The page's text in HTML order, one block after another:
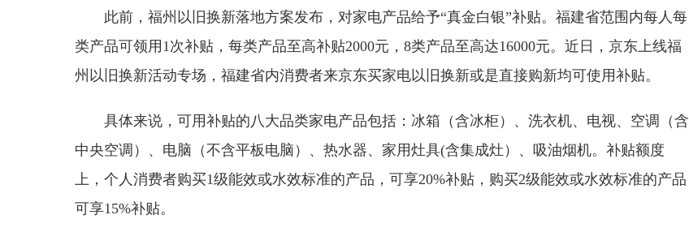
此前，福州以旧换新落地方案发布，对家电产品给予“真金白银”补贴。福建省范围内每人每
类产品可领用1次补贴，每类产品至高补贴2000元，8类产品至高达16000元。近日，京东上线福
州以旧换新活动专场，福建省内消费者来京东买家电以旧换新或是直接购新均可使用补贴。
具体来说，可用补贴的八大品类家电产品包括：冰箱（含冰柜）、洗衣机、电视、空调（含
中央空调）、电脑（不含平板电脑）、热水器、家用灶具(含集成灶）、吸油烟机。补贴额度
上，个人消费者购买1级能效或水效标准的产品，可享20%补贴，购买2级能效或水效标准的产品
可享15%补贴。